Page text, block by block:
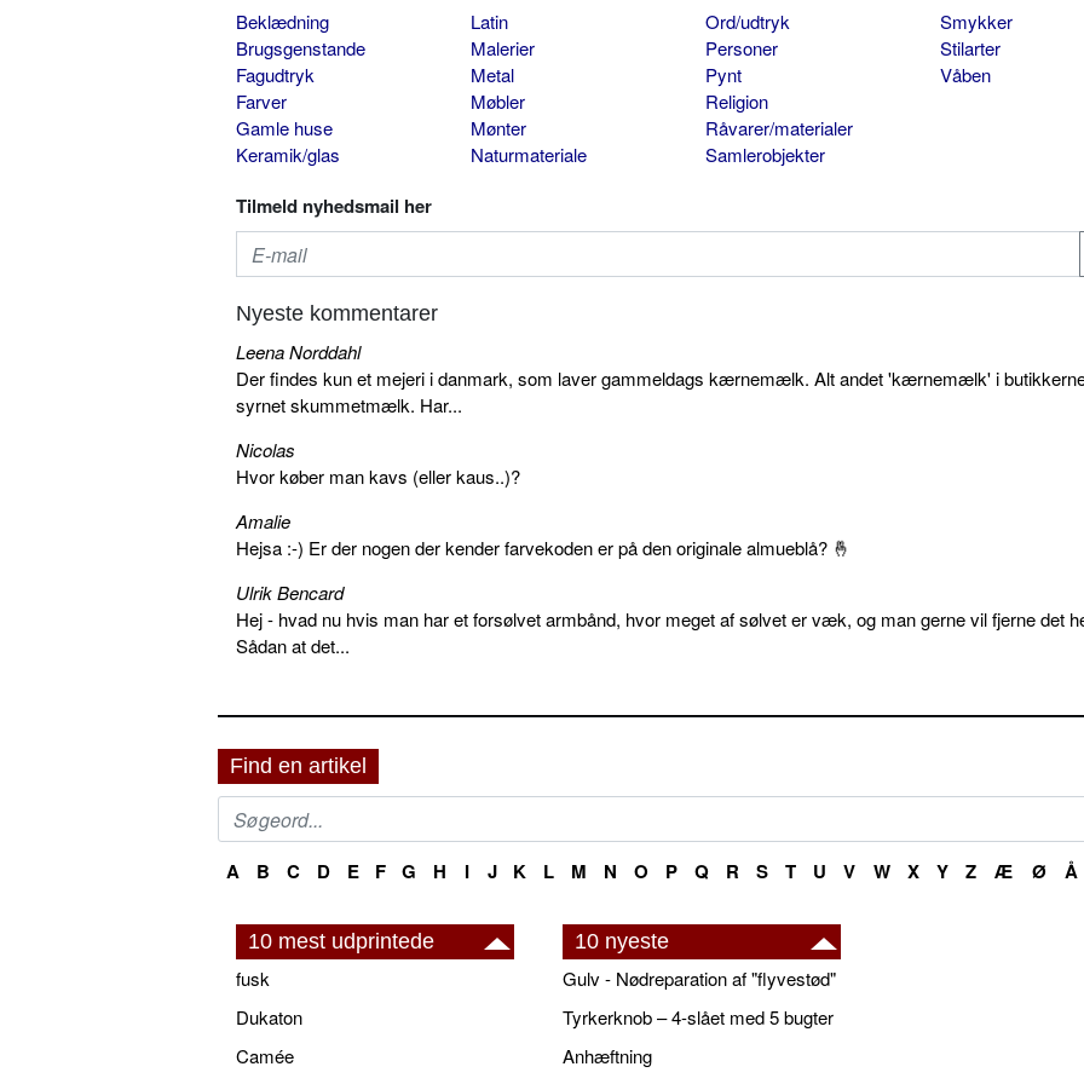
Beklædning
Brugsgenstande
Fagudtryk
Farver
Gamle huse
Keramik/glas
Latin
Malerier
Metal
Møbler
Mønter
Naturmateriale
Ord/udtryk
Personer
Pynt
Religion
Råvarer/materialer
Samlerobjekter
Smykker
Stilarter
Våben
Tilmeld nyhedsmail her
Nyeste kommentarer
Leena Norddahl
Der findes kun et mejeri i danmark, som laver gammeldags kærnemælk. Alt andet 'kærnemælk' i
syrnet skummetmælk. Har...
Nicolas
Hvor køber man kavs (eller kaus..)?
Amalie
Hejsa :-) Er der nogen der kender farvekoden er på den originale almueblå? 🤞
Ulrik Bencard
Hej - hvad nu hvis man har et forsølvet armbånd, hvor meget af sølvet er væk, og man gerne vil fjerne det
Sådan at det...
Find en artikel
A B C D E F G H I J K L M N O P Q R S T U V W X Y Z Æ Ø Å
10 mest udprintede
fusk
Dukaton
Camée
10 nyeste
Gulv - Nødreparation af "flyvestød"
Tyrkerknob – 4-slået med 5 bugter
Anhæftning